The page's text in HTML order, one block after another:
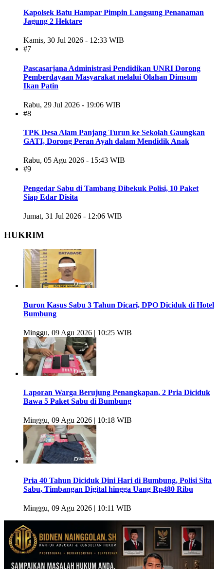
Kapolsek Batu Hampar Pimpin Langsung Penanaman
Jagung 2 Hektare
Kamis, 30 Jul 2026 - 12:33 WIB
#7
Pascasarjana Administrasi Pendidikan UNRI Dorong
Pemberdayaan Masyarakat melalui Olahan Dimsum
Ikan Patin
Rabu, 29 Jul 2026 - 19:06 WIB
#8
TPK Desa Alam Panjang Turun ke Sekolah Gaungkan
GATI, Dorong Peran Ayah dalam Mendidik Anak
Rabu, 05 Agu 2026 - 15:43 WIB
#9
Pengedar Sabu di Tambang Dibekuk Polisi, 10 Paket
Siap Edar Disita
Jumat, 31 Jul 2026 - 12:06 WIB
HUKRIM
Buron Kasus Sabu 3 Tahun Dicari, DPO Diciduk di Hotel
Bumbung
Minggu, 09 Agu 2026 | 10:25 WIB
Laporan Warga Berujung Penangkapan, 2 Pria Diciduk
Bawa 5 Paket Sabu di Bumbung
Minggu, 09 Agu 2026 | 10:18 WIB
Pria 40 Tahun Diciduk Dini Hari di Bumbung, Polisi Sita
Sabu, Timbangan Digital hingga Uang Rp480 Ribu
Minggu, 09 Agu 2026 | 10:11 WIB